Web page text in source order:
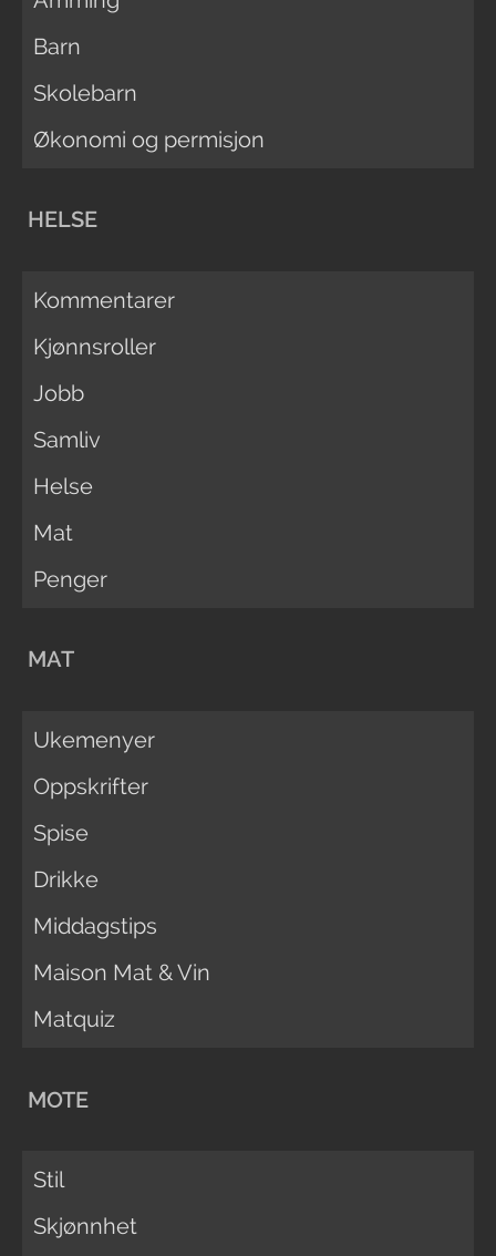
Barn
Skolebarn
Økonomi og permisjon
HELSE
Kommentarer
Kjønnsroller
Jobb
Samliv
Helse
Mat
Penger
MAT
Ukemenyer
Oppskrifter
Spise
Drikke
Middagstips
Maison Mat & Vin
Matquiz
MOTE
Stil
Skjønnhet